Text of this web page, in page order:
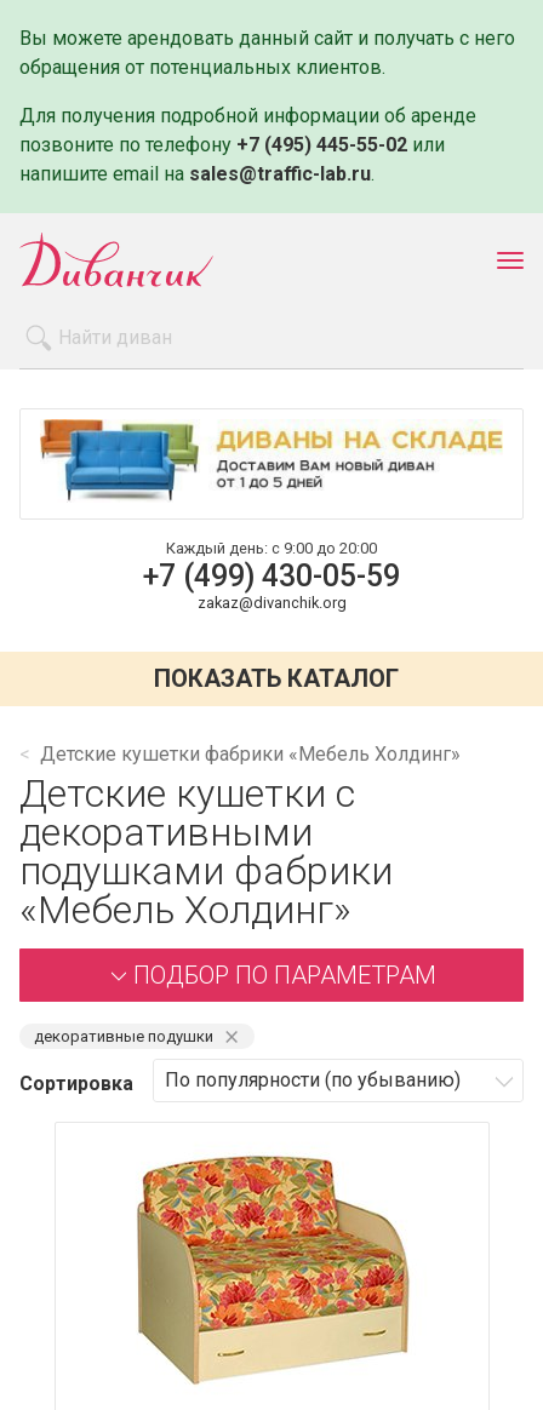
Вы можете арендовать данный сайт и получать с него
обращения от потенциальных клиентов.
Для получения подробной информации об аренде
позвоните по телефону +7 (495) 445-55-02 или
напишите email на sales@traffic-lab.ru.
Оплата и доставка
Контакты
Каждый день: с 9:00 до 20:00
+7 (499) 430-05-59
zakaz@divanchik.org
ПОКАЗАТЬ КАТАЛОГ
Детские кушетки фабрики «Мебель Холдинг»
Детские кушетки с
декоративными
подушками фабрики
«Мебель Холдинг»
ПОДБОР ПО ПАРАМЕТРАМ
декоративные подушки ⨯
Сортировка